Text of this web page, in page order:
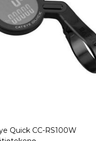
Quick CC-RS100W